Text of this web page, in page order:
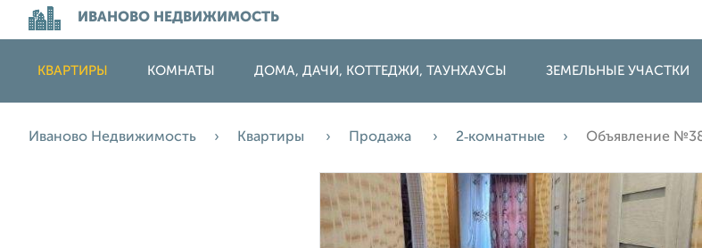
ИВАНОВО НЕДВИЖИМОСТЬ
КВАРТИРЫ КОМНАТЫ ДОМА, ДАЧИ, КОТТЕДЖИ, ТАУНХАУСЫ ЗЕМЕЛЬНЫЕ УЧАСТКИ
Иваново Недвижимость Квартиры Продажа 2‑комнатные Объявление